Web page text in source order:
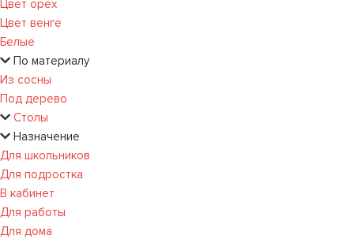
Цвет орех
Цвет венге
Белые
По материалу
Из сосны
Под дерево
Столы
Назначение
Для школьников
Для подростка
В кабинет
Для работы
Для дома